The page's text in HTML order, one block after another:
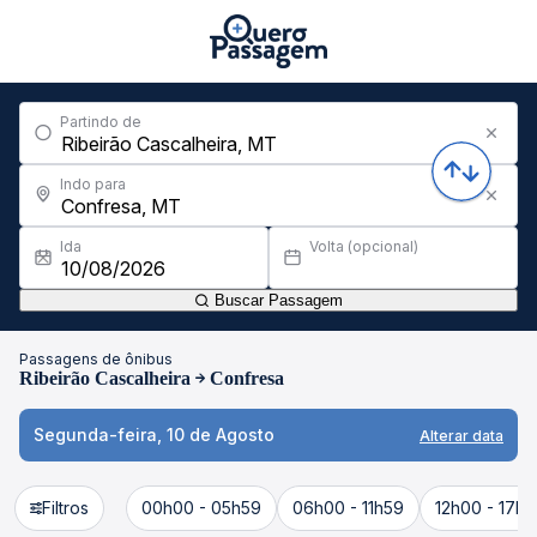
Partindo de
Indo para
Ida Volta (opcional)
Buscar Passagem
Passagens de ônibus
Ribeirão Cascalheira Confresa
Segunda-feira, 10 de Agosto Alterar data
Filtros 00h00 - 05h59 06h00 - 11h59 12h00 -